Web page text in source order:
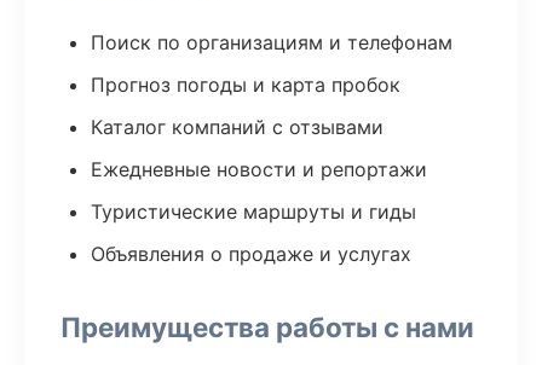
Поиск по организациям и телефонам
Прогноз погоды и карта пробок
Каталог компаний с отзывами
Ежедневные новости и репортажи
Туристические маршруты и гиды
Объявления о продаже и услугах
Преимущества работы с нами